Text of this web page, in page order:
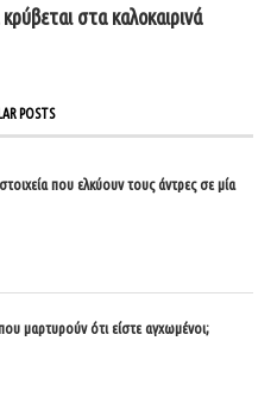
στα καλοκαιρινά
POSTS
που ελκύουν τους άντρες σε μία
μαρτυρούν ότι είστε αγχωμένοι;